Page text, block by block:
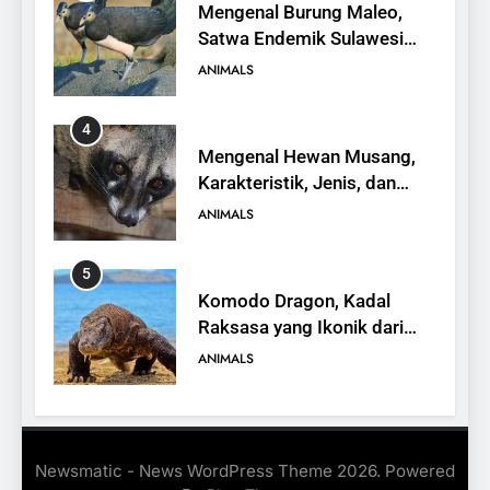
Mengenal Burung Maleo,
Satwa Endemik Sulawesi
yang Terancam Punah
ANIMALS
4
Mengenal Hewan Musang,
Karakteristik, Jenis, dan
Peran dalam Ekosistem
ANIMALS
5
Komodo Dragon, Kadal
Raksasa yang Ikonik dari
Indonesia
ANIMALS
6
Emas, Penemuan Baru di
Newsmatic - News WordPress Theme 2026. Powered